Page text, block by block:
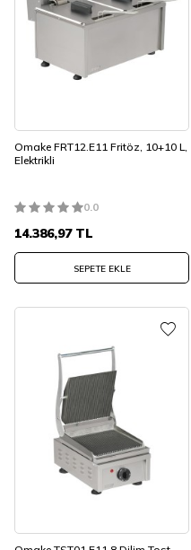
Omake FRT12.E11 Fritöz, 10+10 L,
Elektrikli
0.0
14.386,97TL
SEPETE EKLE